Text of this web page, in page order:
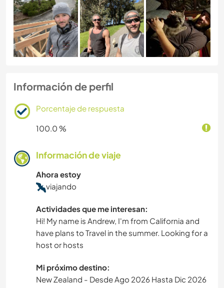
Información de perfil
Porcentaje de respuesta
100.0 %
Información de viaje
Ahora estoy
viajando
Actividades que me interesan:
Hi! My name is Andrew, I'm from California and
have plans to Travel in the summer. Looking for a
host or hosts
Mi próximo destino:
New Zealand - Desde Ago 2026 Hasta Dic 2026